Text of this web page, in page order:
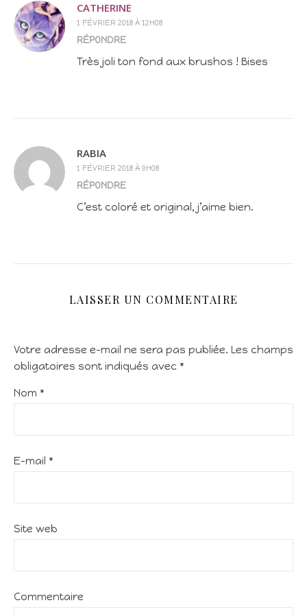
CATHERINE
1 FÉVRIER 2018 À 12H08
RÉPONDRE
Très joli ton fond aux brushos ! Bises
RABIA
1 FÉVRIER 2018 À 9H08
RÉPONDRE
C’est coloré et original, j’aime bien.
LAISSER UN COMMENTAIRE
Votre adresse e-mail ne sera pas publiée. Les champs
obligatoires sont indiqués avec *
Nom *
E-mail *
Site web
Commentaire